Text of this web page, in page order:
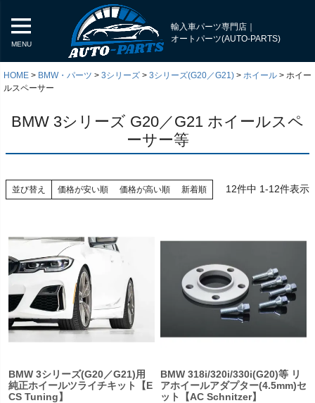
MENU
輸入車パーツ専門店｜
オートパーツ(AUTO-PARTS)
HOME BMW・パーツ 3シリーズ 3シリーズ(G20／G21) ホイール
ホイー
ルスペーサー
BMW 3シリーズ G20／G21 ホイールスペ
ーサー等
並び替え 価格が安い順 価格が高い順 新着順 12件中 1-12件表示
BMW 3シリーズ(G20／G21)用
純正ホイールツライチキット【E
CS Tuning】
BMW 318i/320i/330i(G20)等 リ
アホイールアダプター(4.5mm)セ
ット【AC Schnitzer】